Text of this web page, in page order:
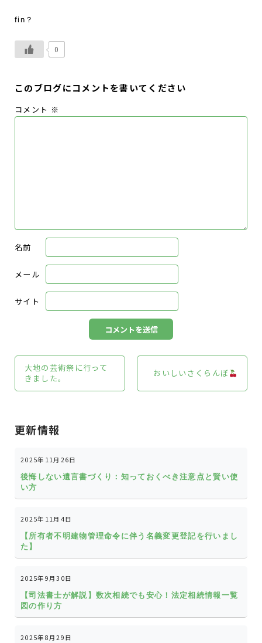
fin？
0
このブログにコメントを書いてください
コメント ※
名前
メール
サイト
大地の芸術祭に行って
きました。
おいしいさくらんぼ
更新情報
2025年11月26日
後悔しない遺言書づくり：知っておくべき注意点と賢い使
い方
2025年11月4日
【所有者不明建物管理命令に伴う名義変更登記を行いまし
た】
2025年9月30日
【司法書士が解説】数次相続でも安心！法定相続情報一覧
図の作り方
2025年8月29日